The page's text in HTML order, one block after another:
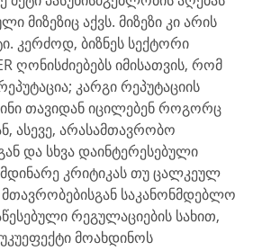
მიზეზიც აქვს. მიზეზი კი არის
კერძოდ, ბიზნეს სექტორი
ღონისძიებებს იმისათვის, რომ
კარგი რეპუტაციის
თავიდან იცილებენ როგორც
ასევე, არასამთავრობო
და სხვა დაინტერესებული
კრიტიკას თუ ცალკეულ
მთავრობებისგან საკანონმდებლო
რეგულაციების სახით,
მოახდინოს